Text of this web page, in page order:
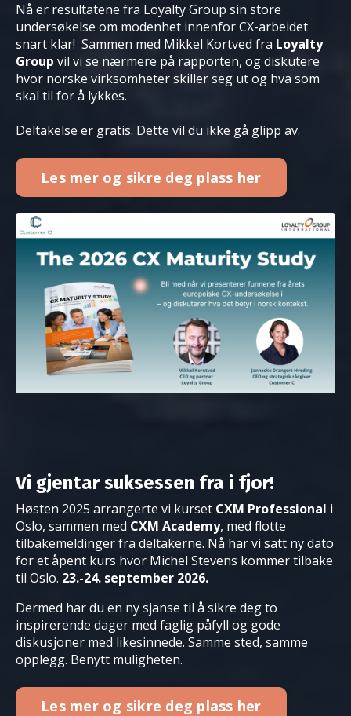
Nå er resultatene fra Loyalty Group sin store
undersøkelse om modenhet innenfor CX-arbeidet
snart klar! Sammen med Mikkel Kortved fra Loyalty
Group vil vi se nærmere på rapporten, og diskutere
hvor norske virksomheter skiller seg ut og hva som
skal til for å lykkes.
Deltakelse er gratis. Dette vil du ikke gå glipp av.
Les mer og sikre deg plass her
Vi gjentar suksessen fra i fjor!
Høsten 2025 arrangerte vi kurset CXM Professional i
Oslo, sammen med CXM Academy, med flotte
tilbakemeldinger fra deltakerne. Nå har vi satt ny dato
for et åpent kurs hvor Michel Stevens kommer tilbake
til Oslo. 23.-24. september 2026.
Dermed har du en ny sjanse til å sikre deg to
inspirerende dager med faglig påfyll og gode
diskusjoner med likesinnede. Samme sted, samme
opplegg. Benytt muligheten.
Les mer og sikre deg plass her